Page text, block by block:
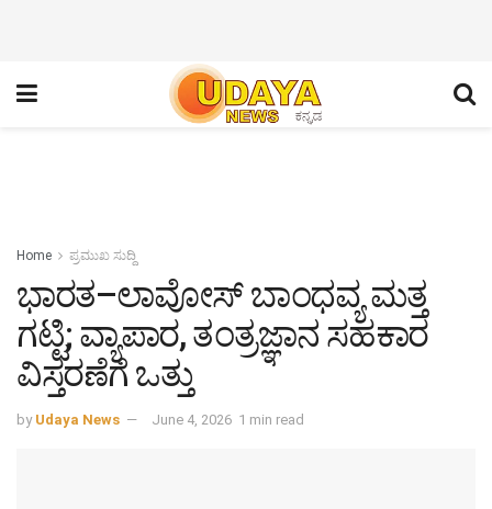
Home ಪ್ರಮುಖ ಸುದ್ದಿ
ಭಾರತ–ಲಾವೋಸ್ ಬಾಂಧವ್ಯ ಮತ್ತ
ಗಟ್ಟಿ; ವ್ಯಾಪಾರ, ತಂತ್ರಜ್ಞಾನ ಸಹಕಾರ
ವಿಸ್ತರಣೆಗೆ ಒತ್ತು
by Udaya News June 4, 2026 1 min read